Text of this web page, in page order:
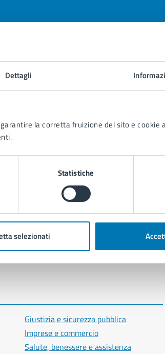
Dettagli
la corretta fruizione del sito e cookie
Statistiche
selezionati
Giustizia e sicurezza pubblica
Imprese e commercio
Salute, benessere e assistenza